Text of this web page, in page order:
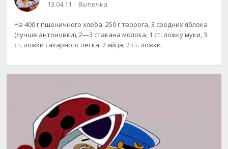
13.04.11 Выпечка
На 400 г пшеничного хлеба: 250 г творога, 3 средних яблока
(лучше антоновки), 2—3 стакана молока, 1 ст. ложку муки, 3
ст. ложки сахарного песка, 2 яйца, 2 ст. ложки